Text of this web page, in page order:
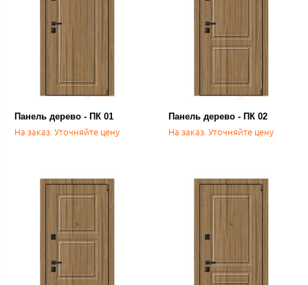
Панель дерево - ПК 01
На заказ. Уточняйте цену
Панель дерево - ПК 02
На заказ. Уточняйте цену